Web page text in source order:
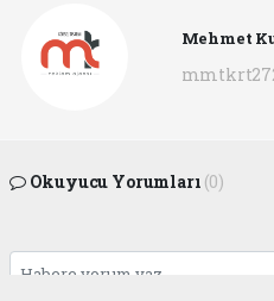
Mehmet
Okuyucu Yorumları (0)